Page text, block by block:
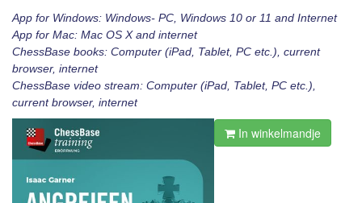
App for Windows: Windows- PC, Windows 10 or 11 and Internet
App for Mac: Mac OS X and internet
ChessBase books: Computer (iPad, Tablet, PC etc.), current
browser, internet
ChessBase video stream: Computer (iPad, Tablet, PC etc.),
current browser, internet
In winkelmandje